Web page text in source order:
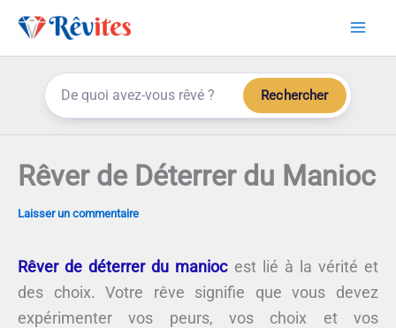
Aller
Rechercher
Rêver de Déterrer du Manioc
Laisser un commentaire
Rêver de déterrer du maniocest lié à la vérité et
des choix. Votre rêve signifie que vous devez
expérimenter vos peurs, vos choix et vos